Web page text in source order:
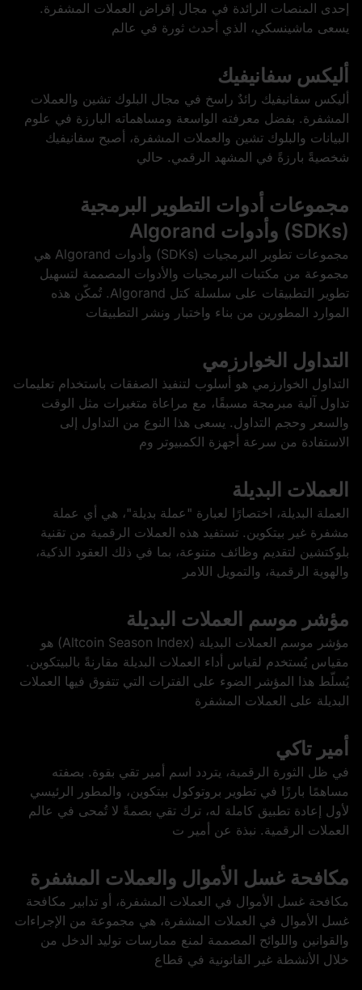
إحدى المنصات الرائدة في مجال إقراض العملات المشفرة.
يسعى ماشينسكي، الذي أحدث ثورة في عالم
أليكس سفانيفيك
أليكس سفانيفيك رائدٌ راسخ في مجال البلوك تشين والعملات
المشفرة. بفضل معرفته الواسعة ومساهماته البارزة في علوم
البيانات والبلوك تشين والعملات المشفرة، أصبح سفانيفيك
شخصيةً بارزةً في المشهد الرقمي. حالي
مجموعات أدوات التطوير البرمجية
(SDKs) وأدوات Algorand
مجموعات تطوير البرمجيات (SDKs) وأدوات Algorand هي
مجموعة من مكتبات البرمجيات والأدوات المصممة لتسهيل
تطوير التطبيقات على سلسلة كتل Algorand. تُمكّن هذه
الموارد المطورين من بناء واختبار ونشر التطبيقات
التداول الخوارزمي
التداول الخوارزمي هو أسلوب لتنفيذ الصفقات باستخدام تعليمات
تداول آلية مبرمجة مسبقًا، مع مراعاة متغيرات مثل الوقت
والسعر وحجم التداول. يسعى هذا النوع من التداول إلى
الاستفادة من سرعة أجهزة الكمبيوتر وم
العملات البديلة
العملة البديلة، اختصارًا لعبارة "عملة بديلة"، هي أي عملة
مشفرة غير بيتكوين. تستفيد هذه العملات الرقمية من تقنية
بلوكتشين لتقديم وظائف متنوعة، بما في ذلك العقود الذكية،
والهوية الرقمية، والتمويل اللامر
مؤشر موسم العملات البديلة
مؤشر موسم العملات البديلة (Altcoin Season Index) هو
مقياس يُستخدم لقياس أداء العملات البديلة مقارنةً بالبيتكوين.
يُسلّط هذا المؤشر الضوء على الفترات التي تتفوق فيها العملات
البديلة على العملات المشفرة
أمير تاكي
في ظل الثورة الرقمية، يتردد اسم أمير تقي بقوة. بصفته
مساهمًا بارزًا في تطوير بروتوكول بيتكوين، والمطور الرئيسي
لأول إعادة تطبيق كاملة له، ترك تقي بصمةً لا تُمحى في عالم
العملات الرقمية. نبذة عن أمير ت
مكافحة غسل الأموال والعملات المشفرة
مكافحة غسل الأموال في العملات المشفرة، أو تدابير مكافحة
غسل الأموال في العملات المشفرة، هي مجموعة من الإجراءات
والقوانين واللوائح المصممة لمنع ممارسات توليد الدخل من
خلال الأنشطة غير القانونية في قطاع